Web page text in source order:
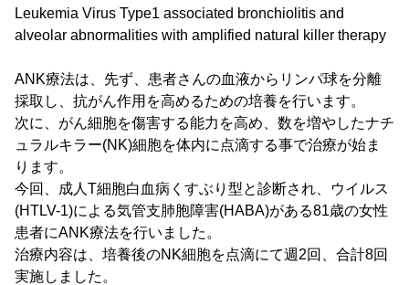
Leukemia Virus Type1 associated bronchiolitis and
alveolar abnormalities with amplified natural killer therapy
ANK療法は、先ず、患者さんの血液からリンパ球を分離
採取し、抗がん作用を高めるための培養を行います。
次に、がん細胞を傷害する能力を高め、数を増やしたナチ
ュラルキラー(NK)細胞を体内に点滴する事で治療が始ま
ります。
今回、成人T細胞白血病くすぶり型と診断され、ウイルス
(HTLV-1)による気管支肺胞障害(HABA)がある81歳の女性
患者にANK療法を行いました。
治療内容は、培養後のNK細胞を点滴にて週2回、合計8回
実施しました。